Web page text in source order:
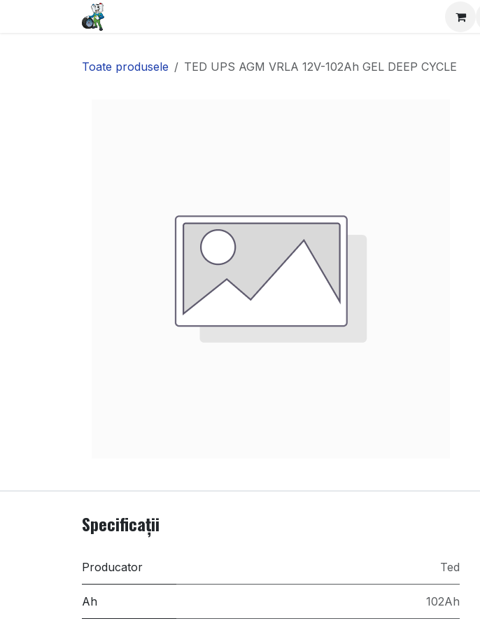
Sari la conținut
Toate produsele TED UPS AGM VRLA 12V-102Ah GEL DEEP CYCLE
Specificații
Producator Ted
Ah 102Ah